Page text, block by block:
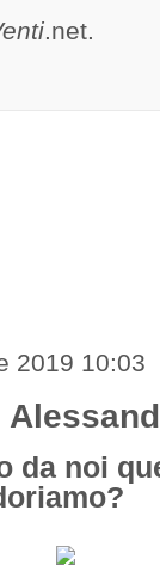
.net.
2019 10:03
da noi